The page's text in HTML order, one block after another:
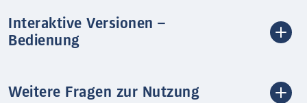
Interaktive Versionen –
Bedienung
Weitere Fragen zur Nutzung